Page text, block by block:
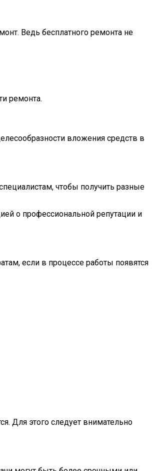
Ведь бесплатного ремонта не
ремонта.
вложения средств в
чтобы получить разные
о профессиональной репутации и
если в процессе работы появятся
Для этого следует внимательно